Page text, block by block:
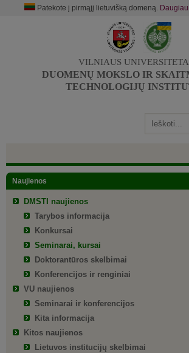
Patekote į pirmąjį lietuvišką domeną.
VILNIAUS
DUOMENŲ MOKSLO IR
TECHNOLOGIJŲ
Naujienos
DMSTI naujienos
Tarybos informacija
Konkursai
Seminarai, kursai
Doktorantūros skelbimai
Konferencijos ir renginiai
VU naujienos
Seminarai ir konferencijos
Kita informacija
Kitos naujienos
Lietuvos institucijų skelbimai